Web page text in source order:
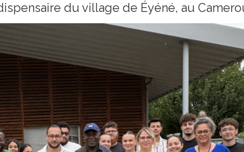
du village de Éyéné, au